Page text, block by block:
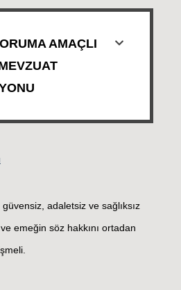
AMAÇLI
güvensiz, adaletsiz ve sağlıksız
emeğin söz hakkını ortadan